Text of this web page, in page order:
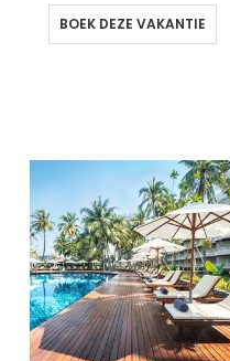
BOEK DEZE VAKANTIE